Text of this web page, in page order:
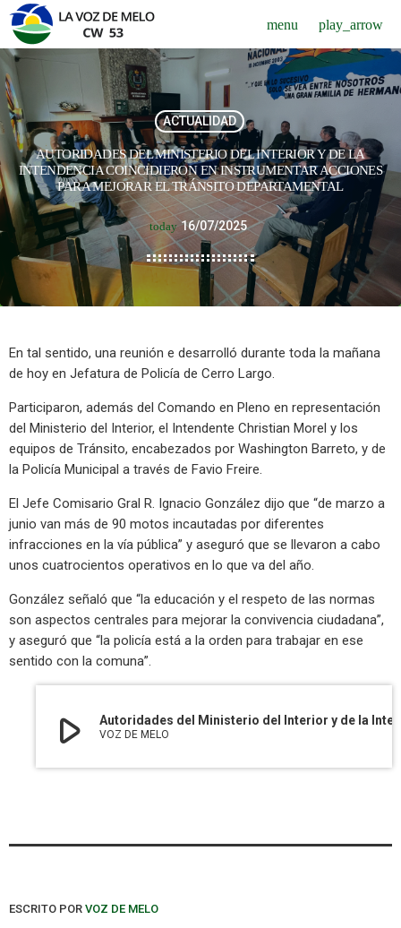
menu play_arrow
ACTUALIDAD
AUTORIDADES DEL MINISTERIO DEL INTERIOR Y DE LA
INTENDENCIA COINCIDIERON EN INSTRUMENTAR ACCIONES
PARA MEJORAR EL TRÁNSITO DEPARTAMENTAL
today 16/07/2025
En tal sentido, una reunión e desarrolló durante toda la mañana
de hoy en Jefatura de Policía de Cerro Largo.
Participaron, además del Comando en Pleno en representación
del Ministerio del Interior, el Intendente Christian Morel y los
equipos de Tránsito, encabezados por Washington Barreto, y de
la Policía Municipal a través de Favio Freire.
El Jefe Comisario Gral R. Ignacio González dijo que “de marzo a
junio van más de 90 motos incautadas por diferentes
infracciones en la vía pública” y aseguró que se llevaron a cabo
unos cuatrocientos operativos en lo que va del año.
González señaló que “la educación y el respeto de las normas
son aspectos centrales para mejorar la convivencia ciudadana”,
y aseguró que “la policía está a la orden para trabajar en ese
sentido con la comuna”.
play_arrow VOZ DE MELO
ESCRITO POR VOZ DE MELO